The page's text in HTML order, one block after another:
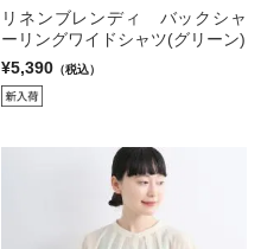
リネンブレンディ バックシャ
ーリングワイドシャツ(グリーン)
¥5,390 （税込）